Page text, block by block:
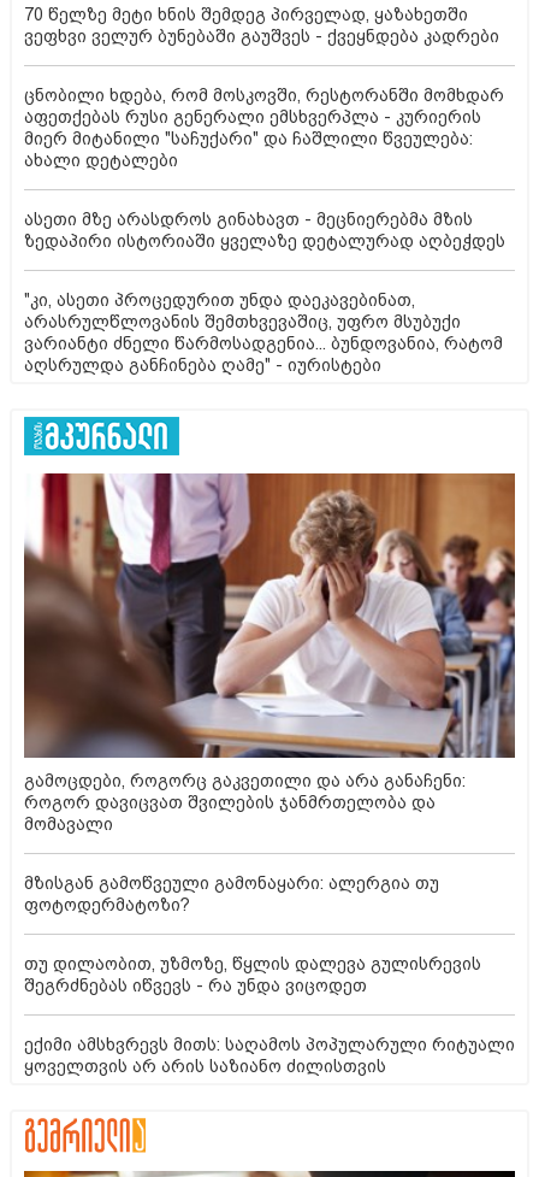
70 წელზე მეტი ხნის შემდეგ პირველად, ყაზახეთში
ვეფხვი ველურ ბუნებაში გაუშვეს - ქვეყნდება კადრები
ცნობილი ხდება, რომ მოსკოვში, რესტორანში მომხდარ
აფეთქებას რუსი გენერალი ემსხვერპლა - კურიერის
მიერ მიტანილი "საჩუქარი" და ჩაშლილი წვეულება:
ახალი დეტალები
ასეთი მზე არასდროს გინახავთ - მეცნიერებმა მზის
ზედაპირი ისტორიაში ყველაზე დეტალურად აღბეჭდეს
"კი, ასეთი პროცედურით უნდა დაეკავებინათ,
არასრულწლოვანის შემთხვევაშიც, უფრო მსუბუქი
ვარიანტი ძნელი წარმოსადგენია... ბუნდოვანია, რატომ
აღსრულდა განჩინება ღამე" - იურისტები
გამოცდები, როგორც გაკვეთილი და არა განაჩენი:
როგორ დავიცვათ შვილების ჯანმრთელობა და
მომავალი
მზისგან გამოწვეული გამონაყარი: ალერგია თუ
ფოტოდერმატოზი?
თუ დილაობით, უზმოზე, წყლის დალევა გულისრევის
შეგრძნებას იწვევს - რა უნდა ვიცოდეთ
ექიმი ამსხვრევს მითს: საღამოს პოპულარული რიტუალი
ყოველთვის არ არის საზიანო ძილისთვის